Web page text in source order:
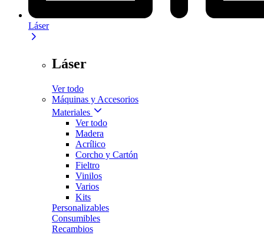
Láser
Láser
Ver todo
Máquinas y Accesorios
Materiales
Ver todo
Madera
Acrílico
Corcho y Cartón
Fieltro
Vinilos
Varios
Kits
Personalizables
Consumibles
Recambios